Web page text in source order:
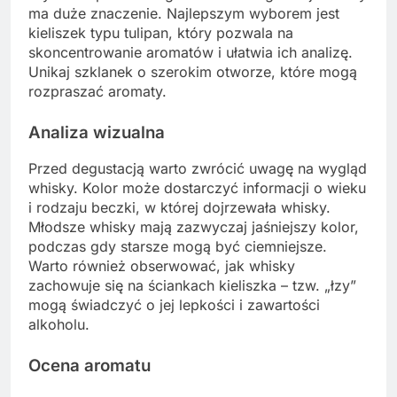
ma duże znaczenie. Najlepszym wyborem jest
kieliszek typu tulipan, który pozwala na
skoncentrowanie aromatów i ułatwia ich analizę.
Unikaj szklanek o szerokim otworze, które mogą
rozpraszać aromaty.
Analiza wizualna
Przed degustacją warto zwrócić uwagę na wygląd
whisky. Kolor może dostarczyć informacji o wieku
i rodzaju beczki, w której dojrzewała whisky.
Młodsze whisky mają zazwyczaj jaśniejszy kolor,
podczas gdy starsze mogą być ciemniejsze.
Warto również obserwować, jak whisky
zachowuje się na ściankach kieliszka – tzw. „łzy”
mogą świadczyć o jej lepkości i zawartości
alkoholu.
Ocena aromatu